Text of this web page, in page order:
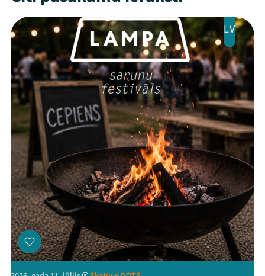
Jaunumi
Ziedo
Veikals
Kontakti
ThreadsFacebook Instagram
Flick TikTok
LV